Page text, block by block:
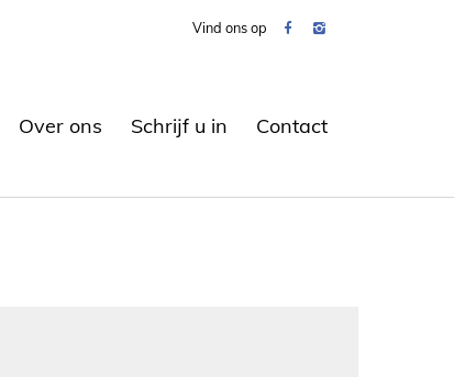
Vind ons op
Over ons Schrijf u in Contact